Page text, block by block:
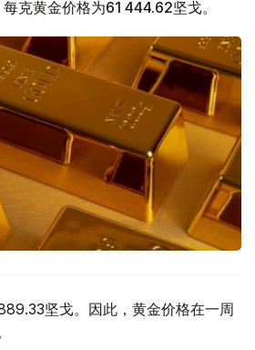
克黄金价格为61 444.62坚戈。
坚戈。因此，黄金价格在一周